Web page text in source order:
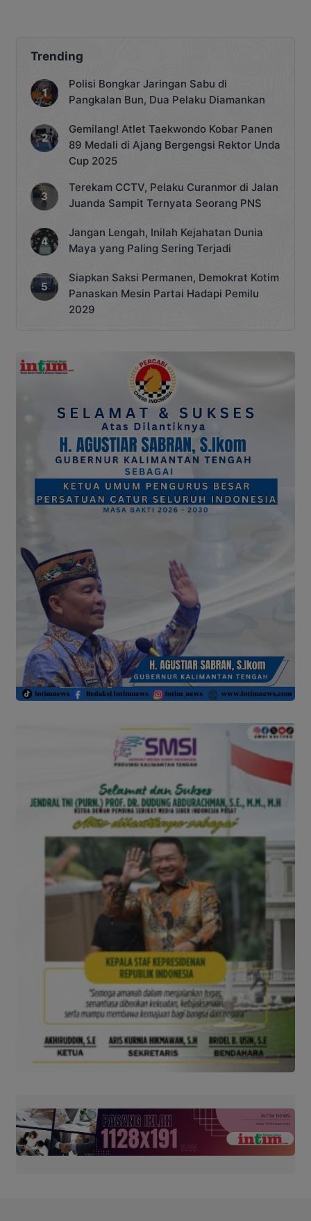
Trending
Polisi Bongkar Jaringan Sabu di
Pangkalan Bun, Dua Pelaku Diamankan
Gemilang! Atlet Taekwondo Kobar Panen
89 Medali di Ajang Bergengsi Rektor Unda
Cup 2025
Terekam CCTV, Pelaku Curanmor di Jalan
Juanda Sampit Ternyata Seorang PNS
Jangan Lengah, Inilah Kejahatan Dunia
Maya yang Paling Sering Terjadi
Siapkan Saksi Permanen, Demokrat Kotim
Panaskan Mesin Partai Hadapi Pemilu
2029